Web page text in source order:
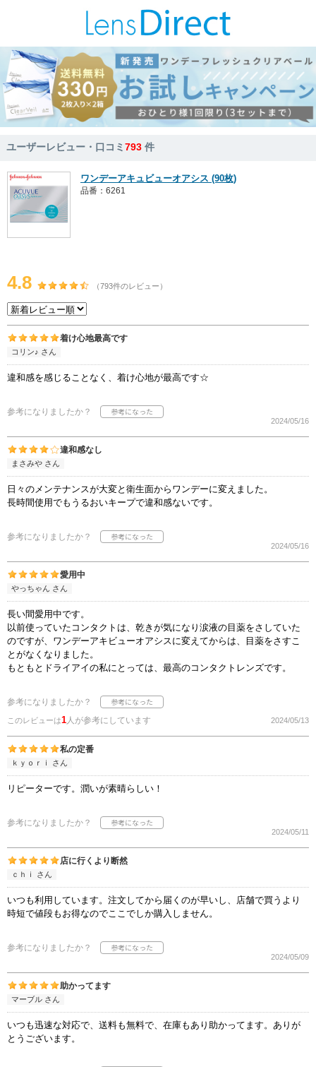
ユーザーレビュー・口コミ793 件
ワンデーアキュビューオアシス (90枚)
品番：6261
4.8 （793件のレビュー）
着け心地最高です
コリン♪ さん
違和感を感じることなく、着け心地が最高です☆
参考になりましたか？
2024/05/16
違和感なし
まさみや さん
日々のメンテナンスが大変と衛生面からワンデーに変えました。
長時間使用でもうるおいキープで違和感ないです。
参考になりましたか？
2024/05/16
愛用中
やっちゃん さん
長い間愛用中です。
以前使っていたコンタクトは、乾きが気になり涙液の目薬をさしていた
のですが、ワンデーアキビューオアシスに変えてからは、目薬をさすこ
とがなくなりました。
もともとドライアイの私にとっては、最高のコンタクトレンズです。
参考になりましたか？
このレビューは1人が参考にしています 2024/05/13
私の定番
ｋｙｏｒｉ さん
リピーターです。潤いが素晴らしい！
参考になりましたか？
2024/05/11
店に行くより断然
ｃｈｉ さん
いつも利用しています。注文してから届くのが早いし、店舗で買うより
時短で値段もお得なのでここでしか購入しません。
参考になりましたか？
2024/05/09
助かってます
マーブル さん
いつも迅速な対応で、送料も無料で、在庫もあり助かってます。ありが
とうございます。